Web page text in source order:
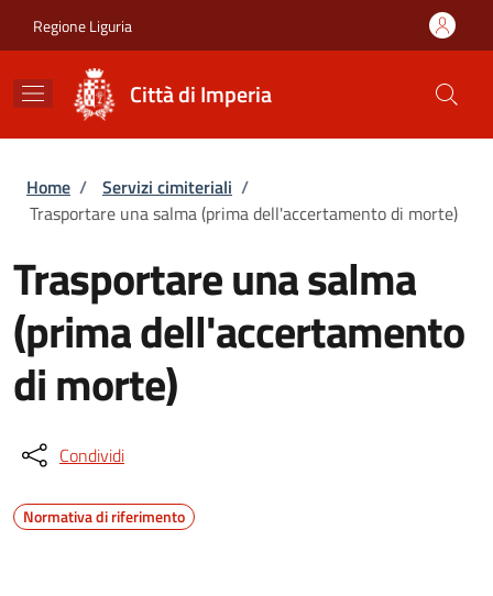
Regione Liguria
Città di Imperia
Briciole di pane
Home / Servizi cimiteriali /
Trasportare una salma (prima dell'accertamento di morte)
Trasportare una salma
(prima dell'accertamento
di morte)
Condividi
Normativa di riferimento